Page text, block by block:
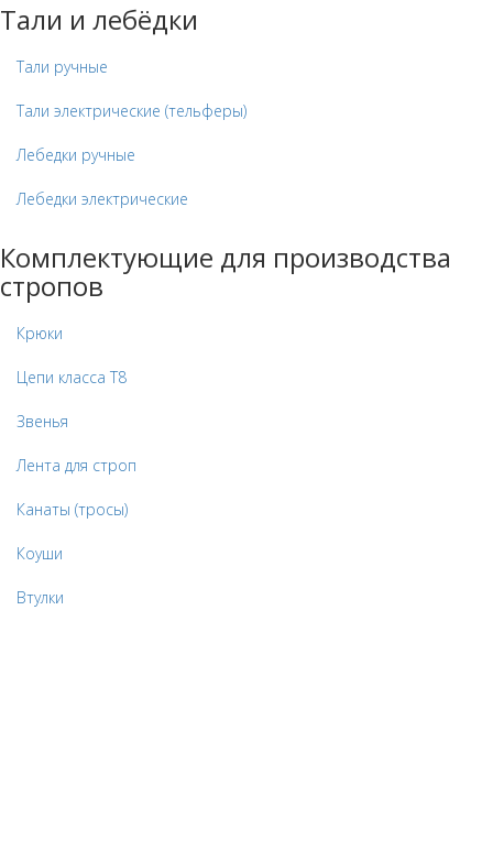
Тали и лебёдки
Тали ручные
Тали электрические (тельферы)
Лебедки ручные
Лебедки электрические
Комплектующие для производства
стропов
Крюки
Цепи класса Т8
Звенья
Лента для строп
Канаты (тросы)
Коуши
Втулки